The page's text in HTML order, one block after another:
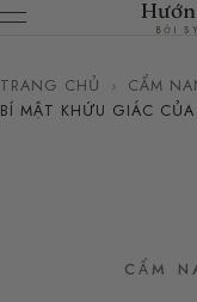
BỞI
TRANG CHỦ › CẨM
BÍ MẬT KHỨU GIÁC
CẨM